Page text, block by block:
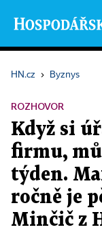
HN.cz › Byznys
ROZHOVOR
Když si
firmu,
týden.
ročně je
Minčič z